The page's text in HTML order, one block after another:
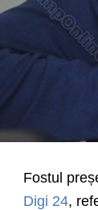
Fostul
Digi 24,